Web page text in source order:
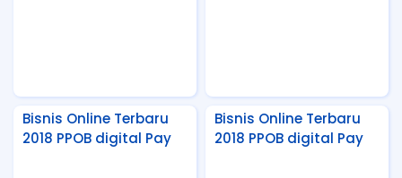
Bisnis Online Terbaru
2018 PPOB digital Pay
Bisnis Online Terbaru
2018 PPOB digital Pay